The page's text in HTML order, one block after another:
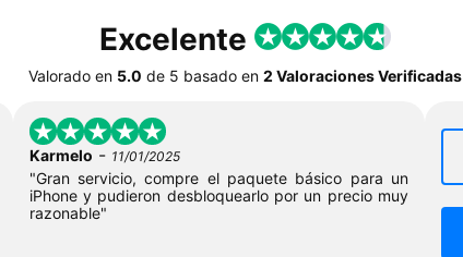
Excelente
Valorado en 5.0 de 5 basado en 2 Valoraciones Verificadas
Karmelo - 11/01/2025
"Gran servicio, compre el paquete básico para un
iPhone y pudieron desbloquearlo por un precio muy
razonable"